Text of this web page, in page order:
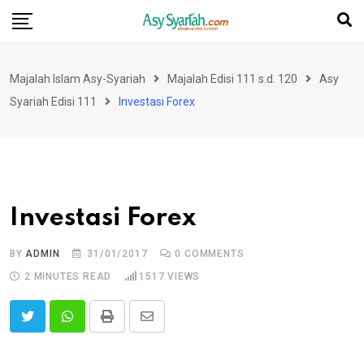
Skip
Majalah Islam Asy-Syariah Majalah Edisi 111 s.d. 120
Asy
Syariah Edisi 111
Investasi Forex
Investasi Forex
BY ADMIN 31/01/2017 0 COMMENTS
2 MINUTES READ
1517 VIEWS
Print
Share